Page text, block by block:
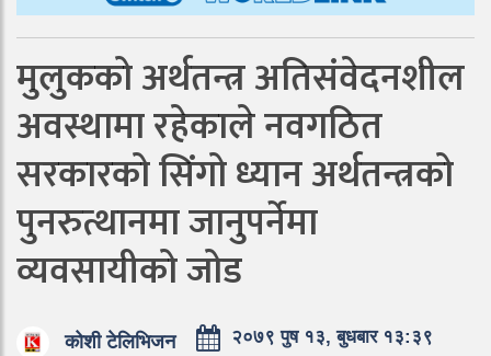
मुलुकको अर्थतन्त्र अतिसंवेदनशील
अवस्थामा रहेकाले नवगठित
सरकारको सिंगो ध्यान अर्थतन्त्रको
पुनरुत्थानमा जानुपर्नेमा
व्यवसायीको जोड
कोशी टेलिभिजन २०७९ पुष १३, बुधबार १३:३९